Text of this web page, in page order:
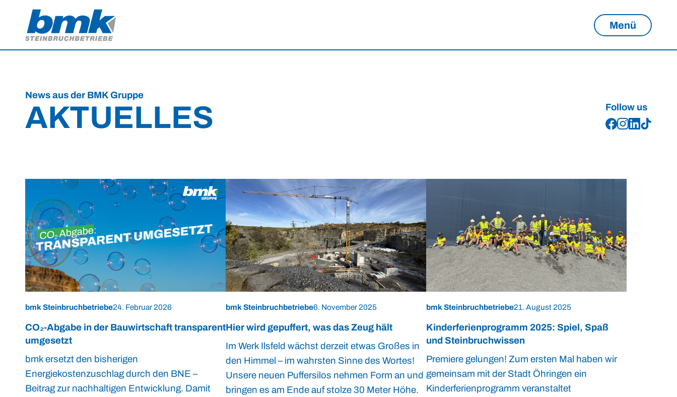
Menü
News aus der BMK Gruppe
AKTUELLES Follow us
bmk Steinbruchbetriebe24. Februar 2026
CO₂-Abgabe in der Bauwirtschaft transparent
umgesetzt
bmk ersetzt den bisherigen
Energiekostenzuschlag durch den BNE –
Beitrag zur nachhaltigen Entwicklung. Damit
bmk Steinbruchbetriebe6. November 2025
Hier wird gepuffert, was das Zeug hält
Im Werk Ilsfeld wächst derzeit etwas Großes in
den Himmel – im wahrsten Sinne des Wortes!
Unsere neuen Puffersilos nehmen Form an und
bringen es am Ende auf stolze 30 Meter Höhe.
bmk Steinbruchbetriebe21. August 2025
Kinderferienprogramm 2025: Spiel, Spaß
und Steinbruchwissen
Premiere gelungen! Zum ersten Mal haben wir
gemeinsam mit der Stadt Öhringen ein
Kinderferienprogramm veranstaltet